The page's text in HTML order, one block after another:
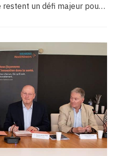
un défi majeur pour
et de leurs partenaires,
recherche d’excellence